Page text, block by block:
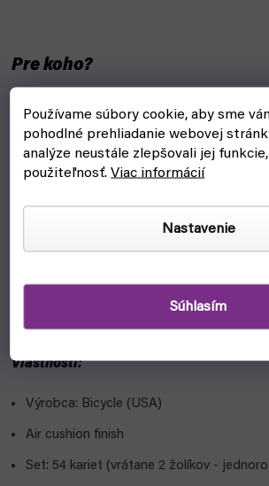
Používame súbory cookie, aby sme
pohodlné prehliadanie webovej
analýze neustále zlepšovali jej
použiteľnosť.Viac informácií
Nastavenie
Súhlasím
Pre koho?
Unicorn edícia je ideálna pre fanúšikov
zberatelia aj kúzelníci
Jednorožci (Unicorns) sa určite zapáčia
(zadnej strane kariet) motívy jednorožcov,
Výrobca Bicycle je jeden z najlepších na
Vlastnosti:
Výrobca: Bicycle (USA)
Air cushion finish
Set: 54 kariet (vrátane 2 žolíkov -